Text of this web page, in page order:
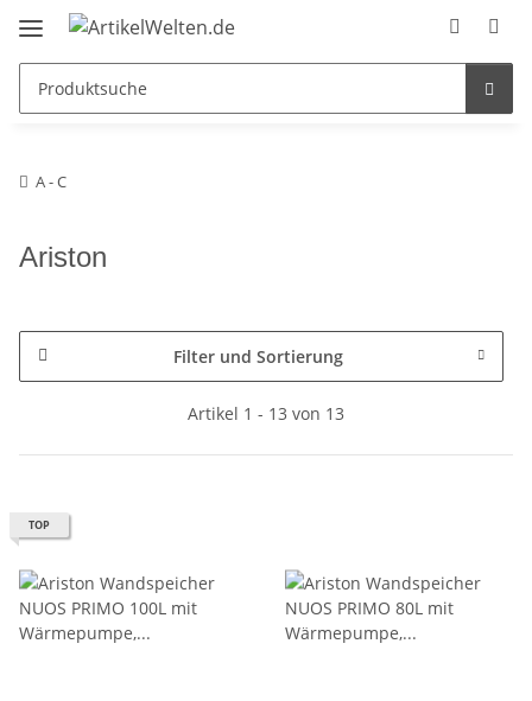
A - C
Ariston
Filter und Sortierung
Artikel 1 - 13 von 13
TOP